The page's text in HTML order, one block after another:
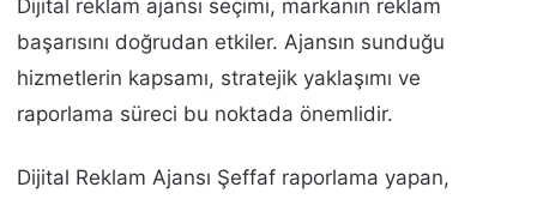
Dijital reklam ajansı seçimi, markanın reklam
başarısını doğrudan etkiler. Ajansın sunduğu
hizmetlerin kapsamı, stratejik yaklaşımı ve
raporlama süreci bu noktada önemlidir.
Dijital Reklam Ajansı Şeffaf raporlama yapan,